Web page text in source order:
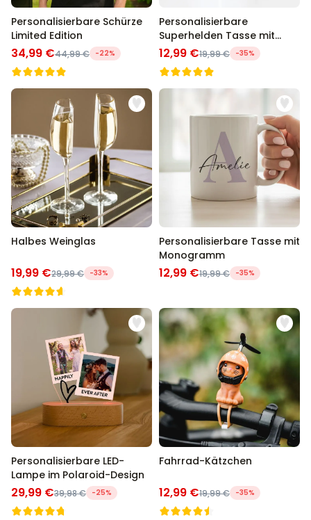
Personalisierbare Schürze
Limited Edition
34,99 €44,99 € -22%
Personalisierbare
Superhelden Tasse mit
Gesicht
12,99 €19,99 € -35%
Halbes Weinglas
19,99 €29,99 € -33%
Personalisierbare Tasse mit
Monogramm
12,99 €19,99 € -35%
Personalisierbare LED-
Lampe im Polaroid-Design
29,99 €39,98 € -25%
Fahrrad-Kätzchen
12,99 €19,99 € -35%